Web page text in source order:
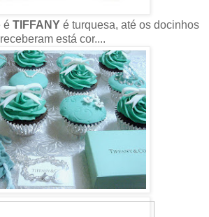
é TIFFANY é turquesa, até os docinhos
receberam está cor....